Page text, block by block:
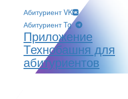
Абитуриент VK
Абитуриент Tg
Приложение
Технобашня для
абитуриентов